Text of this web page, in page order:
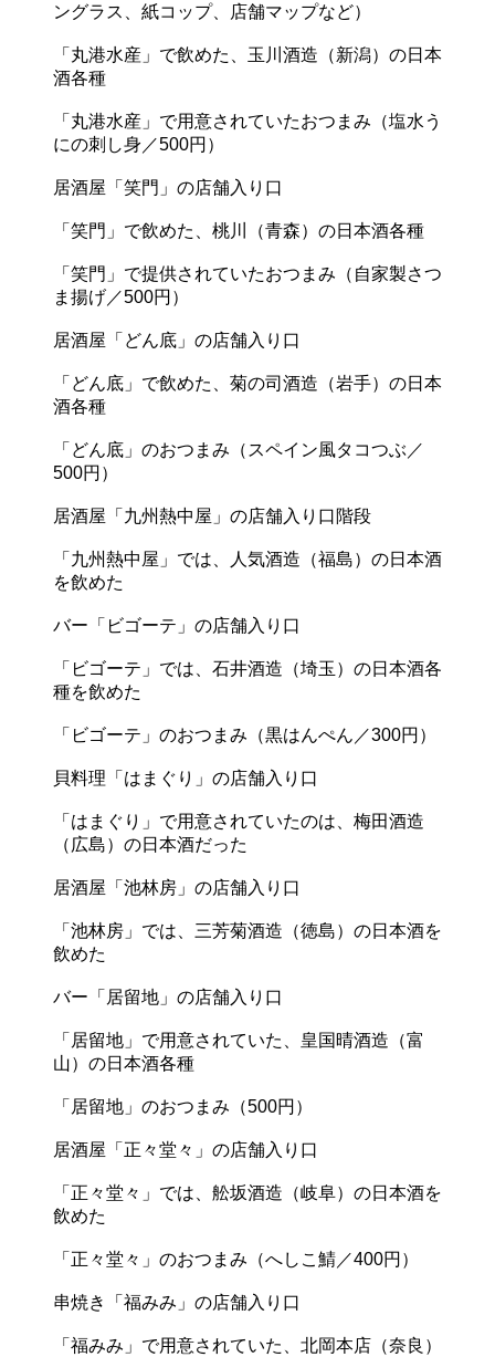
ングラス、紙コップ、店舗マップなど）
「丸港水産」で飲めた、玉川酒造（新潟）の日本
酒各種
「丸港水産」で用意されていたおつまみ（塩水う
にの刺し身／500円）
居酒屋「笑門」の店舗入り口
「笑門」で飲めた、桃川（青森）の日本酒各種
「笑門」で提供されていたおつまみ（自家製さつ
ま揚げ／500円）
居酒屋「どん底」の店舗入り口
「どん底」で飲めた、菊の司酒造（岩手）の日本
酒各種
「どん底」のおつまみ（スペイン風タコつぶ／
500円）
居酒屋「九州熱中屋」の店舗入り口階段
「九州熱中屋」では、人気酒造（福島）の日本酒
を飲めた
バー「ビゴーテ」の店舗入り口
「ビゴーテ」では、石井酒造（埼玉）の日本酒各
種を飲めた
「ビゴーテ」のおつまみ（黒はんぺん／300円）
貝料理「はまぐり」の店舗入り口
「はまぐり」で用意されていたのは、梅田酒造
（広島）の日本酒だった
居酒屋「池林房」の店舗入り口
「池林房」では、三芳菊酒造（徳島）の日本酒を
飲めた
バー「居留地」の店舗入り口
「居留地」で用意されていた、皇国晴酒造（富
山）の日本酒各種
「居留地」のおつまみ（500円）
居酒屋「正々堂々」の店舗入り口
「正々堂々」では、舩坂酒造（岐阜）の日本酒を
飲めた
「正々堂々」のおつまみ（へしこ鯖／400円）
串焼き「福みみ」の店舗入り口
「福みみ」で用意されていた、北岡本店（奈良）